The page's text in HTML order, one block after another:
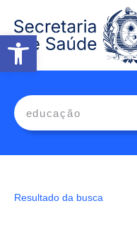
Abrir a
Resultado da busca